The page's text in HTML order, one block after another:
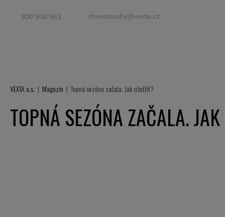
800 900 963 drevostavby@vexta.cz
VEXTA a.s. Magazín Topná sezóna začala. Jak ušetřit?
TOPNÁ SEZÓNA ZAČALA.